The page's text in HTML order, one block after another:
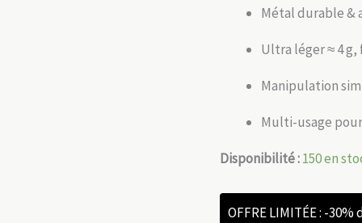
Métal durable &
Ultra léger ≈ 4
Manipulation
Multi-usage pour
Disponibilité :150 en
OFFRE LIMITÉE : -30%